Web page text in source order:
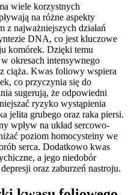
wiele korzystnych
na różne aspekty
z najważniejszych działań
DNA, co jest kluczowe
komórek. Dzięki temu
okresach intensywnego
ciąża. Kwas foliowy wspiera
co przyczynia się do
sugerują, że odpowiedni
ryzyko wystąpienia
jelita grubego oraz raka piersi.
wpływ na układ sercowo-
poziom homocysteiny we
serca. Dodatkowo kwas
a jego niedobór
oraz zaburzeń nastroju.